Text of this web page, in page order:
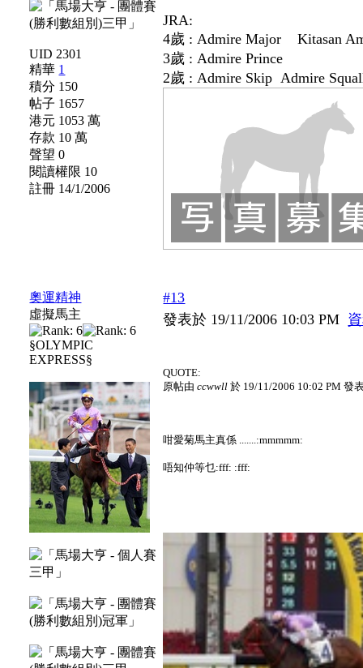
UID 2301
精華 1
積分 150
帖子 1657
港元 1053 萬
存款 10 萬
聲望 0
閱讀權限 10
註冊 14/1/2006
JRA:
4歲 : Admire Major Kitasan
3歲 : Admire Prince
2歲 : Admire Skip Admire
奧運精神
虛擬馬主
§OLYMPIC
EXPRESS§
#13
發表於 19/11/2006 10:03 PM
QUOTE:
原帖由ccwwll 於 19/11/2006 10:02 PM 發
咁愛菊馬主真係 .......:mmmmm:
唔知仲等乜:fff: :fff: